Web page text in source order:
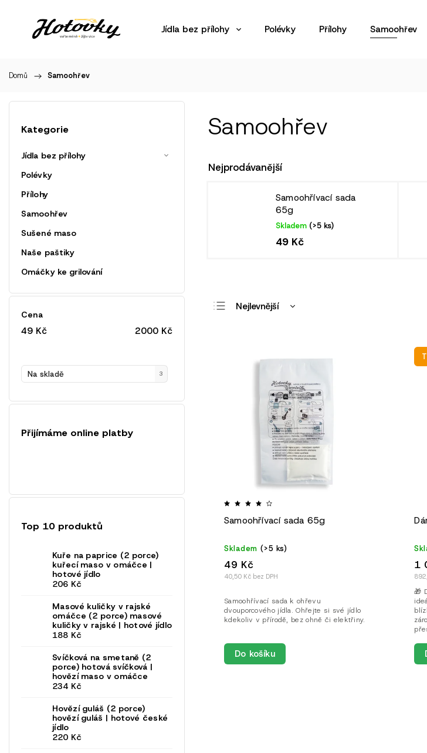
Jídla bez přílohy Polévky Přílohy Samoohřev
Domů / Samoohřev
Kategorie
Jídla bez přílohy
Polévky
Přílohy
Samoohřev
Sušené maso
Naše paštiky
Omáčky ke grilování
Cena
49 Kč 2000 Kč
Na skladě 3
Přijímáme online platby
Top 10 produktů
Kuře na paprice (2 porce)
kuřecí maso v omáčce |
hotové jídlo
206 Kč
Masové kuličky v rajské
omáčce (2 porce) masové
kuličky v rajské | hotové jídlo
188 Kč
Svíčková na smetaně (2
porce) hotová svíčková |
hovězí maso v omáčce
234 Kč
Hovězí guláš (2 porce)
hovězí guláš | hotové české
jídlo
220 Kč
Samoohřev
Nejprodávanější
Samoohřívací sada
65g
Skladem (>5 ks)
49 Kč
Nejlevnější
Abecedně
Samoohřívací sada 65g
Skladem (>5 ks)
40,50 Kč bez DPH
49 Kč
Do košíku
Samoohřívací sada k ohřevu
dvouporcového jídla. Ohřejte si své jídlo
kdekoliv v přírodě, bez ohně či elektřiny.
1
🎁